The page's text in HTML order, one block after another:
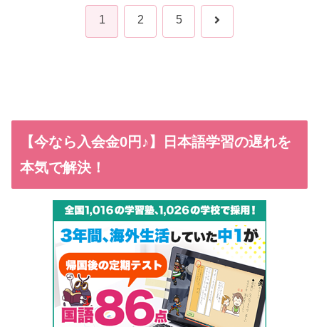
1 2 5 次
【今なら入会金0円♪】日本語学習の遅れを
本気で解決！